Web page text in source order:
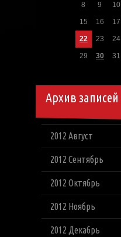
8 9 10
15 16 17
22 23 24
29 30 31
Архив записей
2012 Август
2012 Сентябрь
2012 Октябрь
2012 Ноябрь
2012 Декабрь